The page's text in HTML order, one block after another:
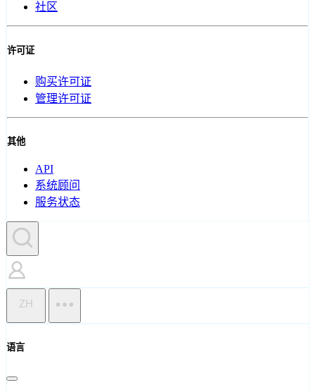
社区
许可证
购买许可证
管理许可证
其他
API
系统顾问
服务状态
ZH
语言